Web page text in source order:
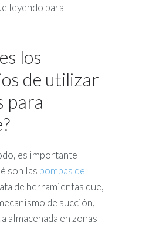
leyendo para
los
de utilizar
para
es importante
son las bombas de
de herramientas que,
de succión,
almacenada en zonas